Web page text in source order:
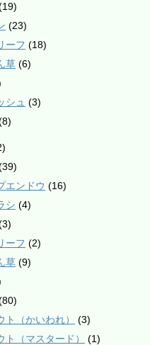
(23)
ーフ (18)
草 (6)
シュ (3)
エンドウ (16)
シ (4)
ーフ (2)
草 (9)
（かいわれ）
(3)
ト（マスタード）
(1)